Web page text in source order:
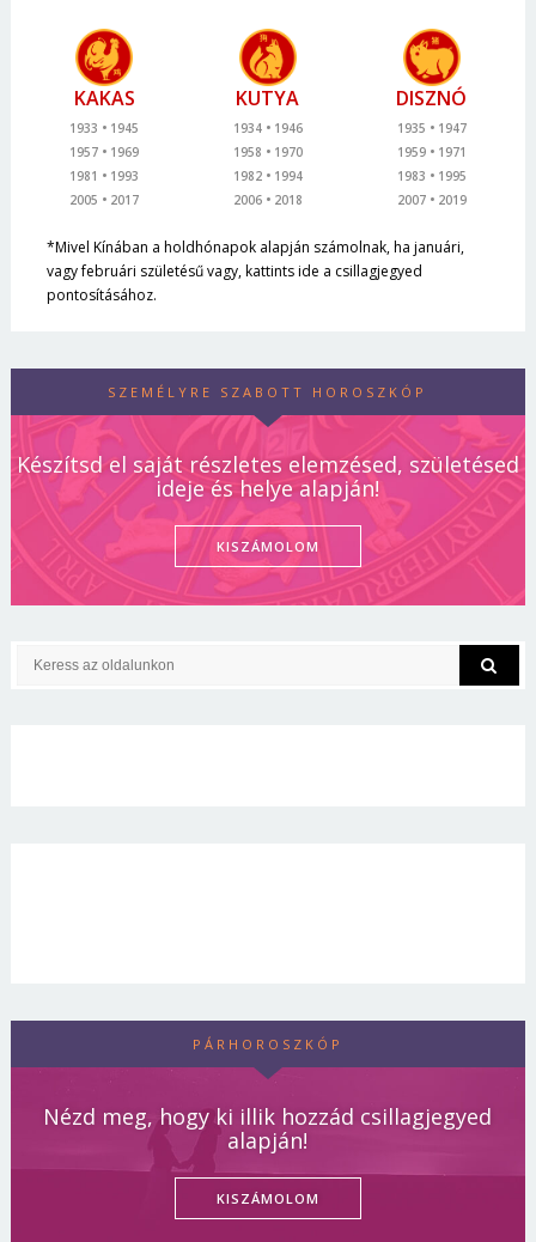
KAKAS
1933
1945
1957
1969
1981
1993
2005
2017
KUTYA
1934
1946
1958
1970
1982
1994
2006
2018
DISZNÓ
1935
1947
1959
1971
1983
1995
2007
2019
*Mivel Kínában a holdhónapok alapján számolnak, ha januári,
vagy februári születésű vagy, kattints ide a csillagjegyed
pontosításához.
SZEMÉLYRE SZABOTT HOROSZKÓP
Készítsd el saját részletes elemzésed, születésed
ideje és helye alapján!
KISZÁMOLOM
PÁRHOROSZKÓP
Nézd meg, hogy ki illik hozzád csillagjegyed
alapján!
KISZÁMOLOM